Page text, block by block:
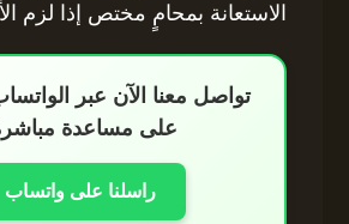
الاستعانة بمحامٍ مختص إذا لزم
تواصل معنا الآن عبر
على مساعدة
راسلنا على واتساب